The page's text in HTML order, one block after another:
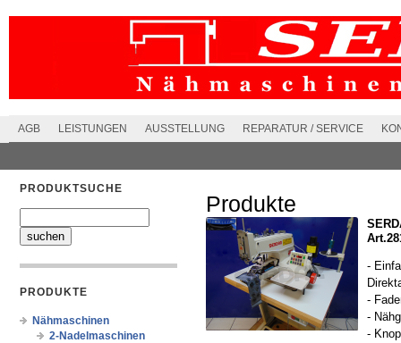
AGB LEISTUNGEN AUSSTELLUNG REPARATUR / SERVICE
PRODUKTSUCHE
PRODUKTE
Nähmaschinen
2-Nadelmaschinen
Produkte
-
-
-
-